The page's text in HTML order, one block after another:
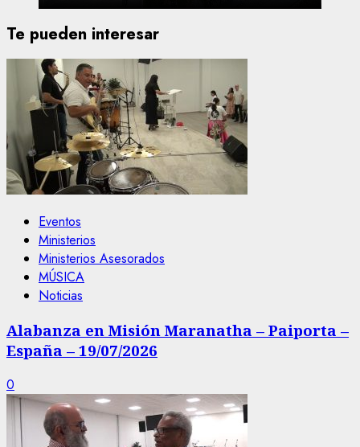
Te pueden interesar
Eventos
Ministerios
Ministerios Asesorados
MÚSICA
Noticias
Alabanza en Misión Maranatha – Paiporta –
España – 19/07/2026
0